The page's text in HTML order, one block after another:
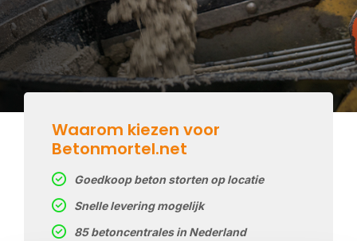
Waarom kiezen voor
Betonmortel.net
Goedkoop beton storten op locatie
Snelle levering mogelijk
85 betoncentrales in Nederland